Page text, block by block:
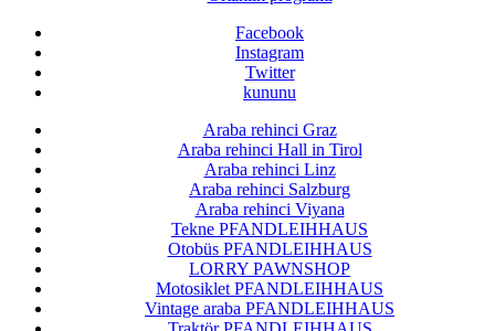
Facebook
Instagram
Twitter
kununu
Araba rehinci Graz
Araba rehinci Hall in Tirol
Araba rehinci Linz
Araba rehinci Salzburg
Araba rehinci Viyana
Tekne PFANDLEIHHAUS
Otobüs PFANDLEIHHAUS
LORRY PAWNSHOP
Motosiklet PFANDLEIHHAUS
Vintage araba PFANDLEIHHAUS